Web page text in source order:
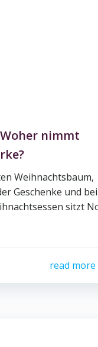
Woher nimmt
Weihnachtsbaum,
Geschenke und bei
sitzt
read more